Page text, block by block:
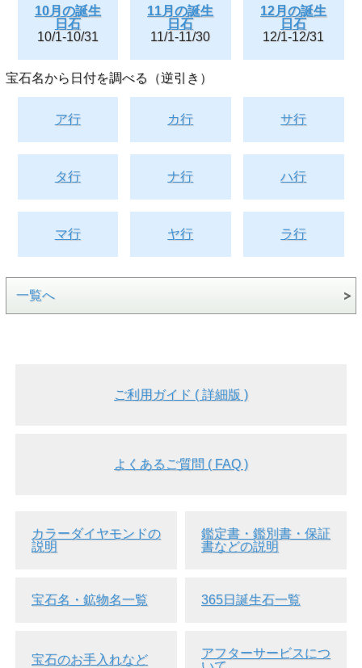
10月の誕生
日石
10/1-10/31
11月の誕生
日石
11/1-11/30
12月の誕生
日石
12/1-12/31
宝石名から日付を調べる（逆引き）
ア行 カ行 サ行
タ行 ナ行 ハ行
マ行 ヤ行 ラ行
一覧へ
ご利用ガイド ( 詳細版 )
よくあるご質問 ( FAQ )
カラーダイヤモンドの
説明
鑑定書・鑑別書・保証
書などの説明
宝石名・鉱物名一覧 365日誕生石一覧
宝石のお手入れなど
アフターサービスにつ